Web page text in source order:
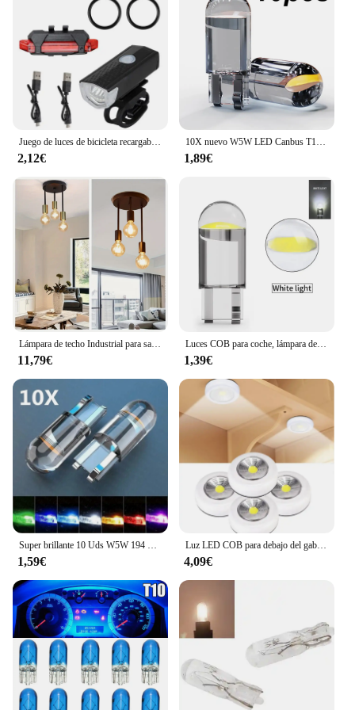
2,12€ 1,89€
11,79€
Luces COB para coche, lámpara de lectura de cúpula, color blanco, 6000K, 3000K, amarillo, T10, W5W, 24V, camión, RV, piezas interiores, 2/10X
1,39€
Super brillante 10 Uds W5W 194 T10 carcasa de cristal LED Cob bombilla de coche 6000K blanco verde azul rojo cuña lámpara de matrícula luz de techo
1,59€
Luz LED COB para debajo del gabinete con pegatina adhesiva, luz nocturna inalámbrica, lámpara de pared para el hogar, funciona con pilas AAA, lámpara para armario
4,09€